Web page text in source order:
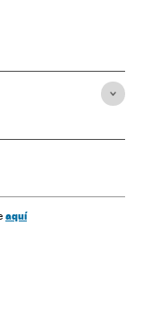
mortais
aquí